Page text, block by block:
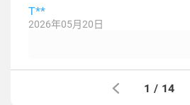
T**
2026年05月20日
1 / 14